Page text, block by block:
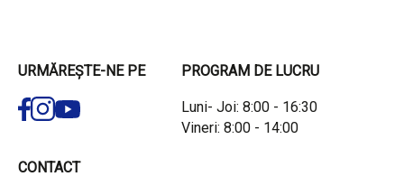
URMĂREȘTE-NE PE PROGRAM DE LUCRU
Luni- Joi: 8:00 - 16:30
Vineri: 8:00 - 14:00
CONTACT